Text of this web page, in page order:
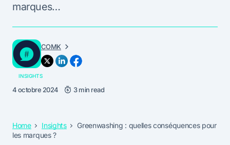
marques…
COMK
INSIGHTS
4 octobre 2024 3 min read
Home Insights
Greenwashing : quelles conséquences pour
les marques ?